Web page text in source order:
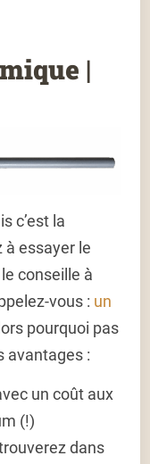
|
c’est la
à essayer le
conseille à
vous : un
pourquoi pas
avantages :
un coût aux
(!)
dans